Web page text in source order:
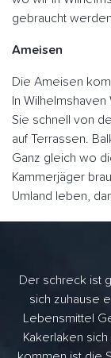
gebraucht
Ameisen
Die Ameisen
In
Sie schnell von
auf Terrassen.
Ganz gleich wo
Kammerjäger
Umland leben,
Der schreck ist
sich zuhause
Lebensmittel
Kakerlaken